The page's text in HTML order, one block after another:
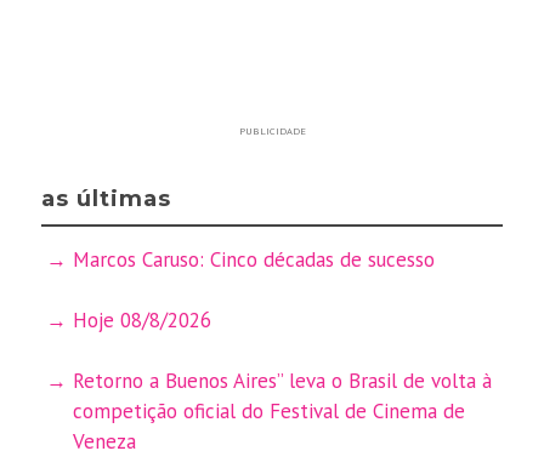
PUBLICIDADE
as últimas
Marcos Caruso: Cinco décadas de sucesso
Hoje 08/8/2026
Retorno a Buenos Aires” leva o Brasil de volta à
competição oficial do Festival de Cinema de
Veneza